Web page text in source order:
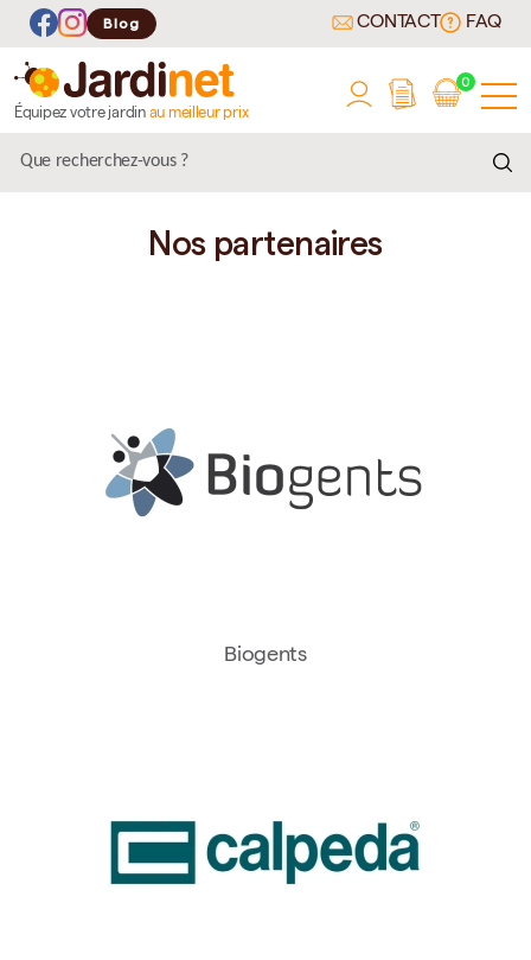
Blog CONTACT FAQ
Équipez votre jardin au meilleur prix
0
Nos partenaires
Biogents